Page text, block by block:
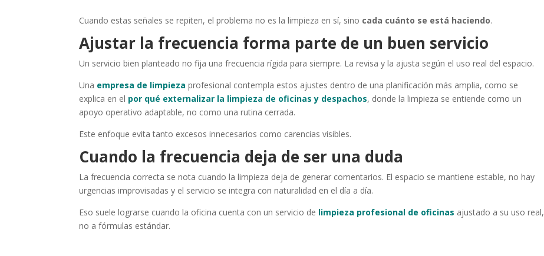
Cuando estas señales se repiten, el problema no es la limpieza en sí, sino cada cuánto se está haciendo.
Ajustar la frecuencia forma parte de un buen servicio
Un servicio bien planteado no fija una frecuencia rígida para siempre. La revisa y la ajusta según el uso real del espacio.
Una empresa de limpieza profesional contempla estos ajustes dentro de una planificación más amplia, como se
explica en el por qué externalizar la limpieza de oficinas y despachos, donde la limpieza se entiende como un
apoyo operativo adaptable, no como una rutina cerrada.
Este enfoque evita tanto excesos innecesarios como carencias visibles.
Cuando la frecuencia deja de ser una duda
La frecuencia correcta se nota cuando la limpieza deja de generar comentarios. El espacio se mantiene estable, no hay
urgencias improvisadas y el servicio se integra con naturalidad en el día a día.
Eso suele lograrse cuando la oficina cuenta con un servicio de limpieza profesional de oficinas ajustado a su uso real,
no a fórmulas estándar.